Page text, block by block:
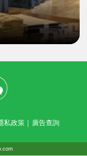
私政策 ｜ 廣告查詢